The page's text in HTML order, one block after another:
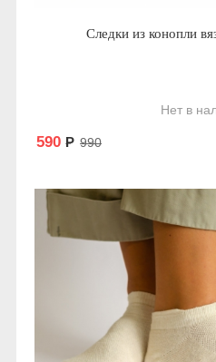
Следки из конопли
Нет в
590 Р 990